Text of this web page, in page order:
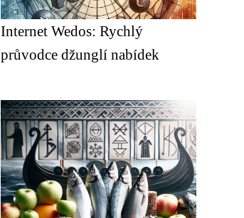
Internet Wedos: Rychlý
průvodce džunglí nabídek